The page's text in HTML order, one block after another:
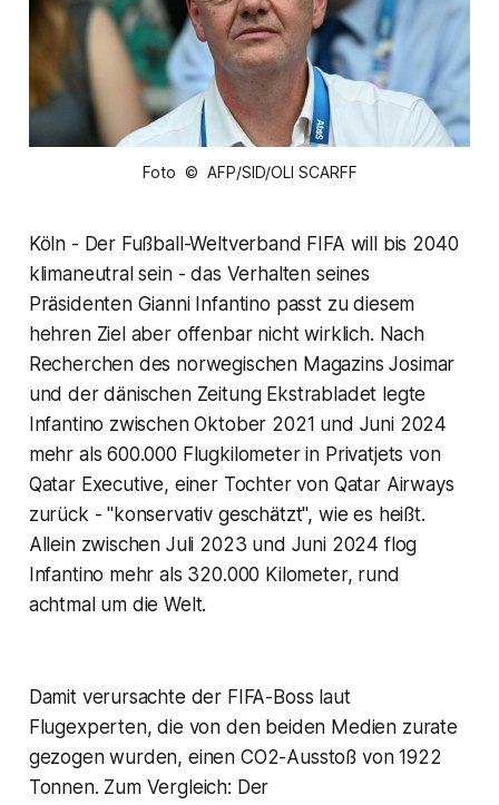
Foto © AFP/SID/OLI SCARFF
Köln - Der Fußball-Weltverband FIFA will bis 2040
klimaneutral sein - das Verhalten seines
Präsidenten Gianni Infantino passt zu diesem
hehren Ziel aber offenbar nicht wirklich. Nach
Recherchen des norwegischen Magazins Josimar
und der dänischen Zeitung Ekstrabladet legte
Infantino zwischen Oktober 2021 und Juni 2024
mehr als 600.000 Flugkilometer in Privatjets von
Qatar Executive, einer Tochter von Qatar Airways
zurück - "konservativ geschätzt", wie es heißt.
Allein zwischen Juli 2023 und Juni 2024 flog
Infantino mehr als 320.000 Kilometer, rund
achtmal um die Welt.
Damit verursachte der FIFA-Boss laut
Flugexperten, die von den beiden Medien zurate
gezogen wurden, einen CO2-Ausstoß von 1922
Tonnen. Zum Vergleich: Der